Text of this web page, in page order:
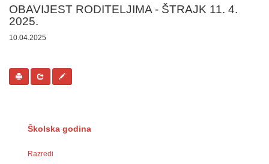
OBAVIJEST RODITELJIMA - ŠTRAJK 11. 4.
2025.
10.04.2025
Školska godina
Razredi